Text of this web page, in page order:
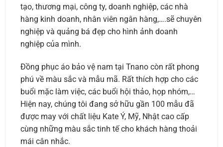
tạo, thương mại, công ty, doanh nghiệp, các nhà
hàng kinh doanh, nhân viên ngân hàng,….sẽ chuyên
nghiệp và quảng bá đẹp cho hình ảnh doanh
nghiệp của mình.
Đồng phục áo bảo vệ nam tại Tnano còn rất phong
phú về màu sắc và mẫu mã. Rất thích hợp cho các
buổi mặc làm việc, các buổi hội thảo, họp nhóm,…
Hiện nay, chúng tôi đang sở hữu gần 100 mẫu đã
được may với chất liệu Kate Ý, Mỹ, Nhật cao cấp
cùng những màu sắc tinh tế cho khách hàng thoải
mái cân nhắc.